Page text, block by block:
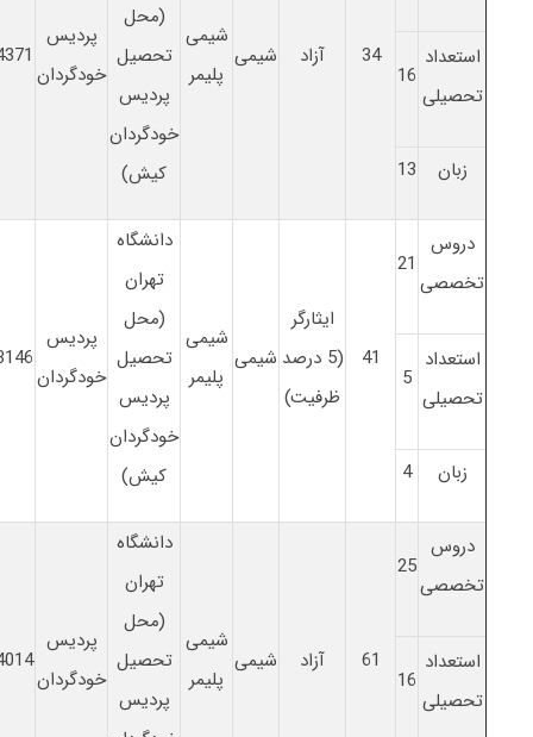
34 آزاد شیمی
شیمی
پلیمر
(محل
تحصیل
پردیس
خودگردان
کیش)
پردیس
خودگردان
استعداد
تحصیلی
16
زبان 13
دروس
تخصصی
21
41
ایثارگر
(5 درصد
ظرفیت)
شیمی
شیمی
پلیمر
دانشگاه
تهران
(محل
تحصیل
پردیس
خودگردان
کیش)
پردیس
خودگردان
استعداد
تحصیلی
5
زبان 4
دروس
تخصصی
25
61 آزاد شیمی
شیمی
پلیمر
دانشگاه
تهران
(محل
تحصیل
پردیس
پردیس
خودگردان
استعداد
تحصیلی
16